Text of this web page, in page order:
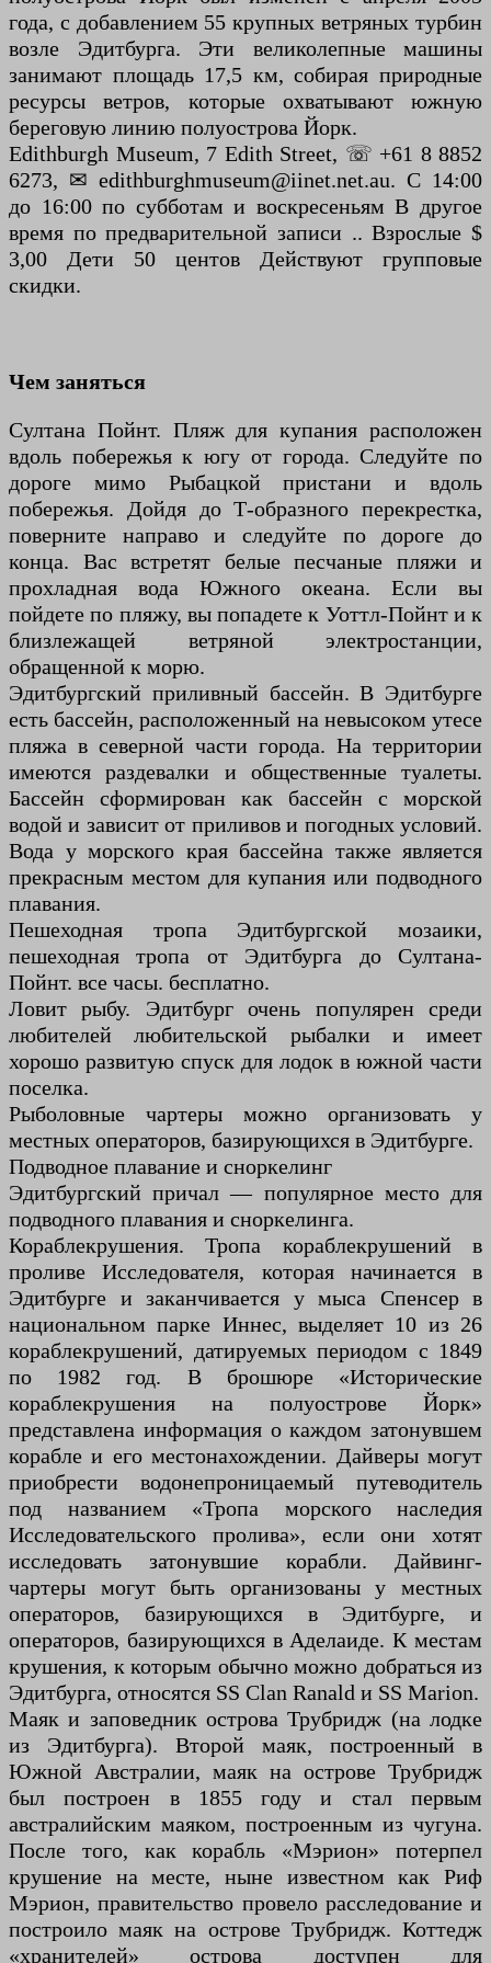
года, с добавлением 55 крупных ветряных турбин
возле Эдитбурга. Эти великолепные машины
занимают площадь 17,5 км, собирая природные
ресурсы ветров, которые охватывают южную
береговую линию полуострова Йорк.
Edithburgh Museum, 7 Edith Street, ☏ +61 8 8852
6273, ✉ edithburghmuseum@iinet.net.au. С 14:00
до 16:00 по субботам и воскресеньям В другое
время по предварительной записи .. Взрослые $
3,00 Дети 50 центов Действуют групповые
скидки.
Чем заняться
Султана Пойнт. Пляж для купания расположен
вдоль побережья к югу от города. Следуйте по
дороге мимо Рыбацкой пристани и вдоль
побережья. Дойдя до Т-образного перекрестка,
поверните направо и следуйте по дороге до
конца. Вас встретят белые песчаные пляжи и
прохладная вода Южного океана. Если вы
пойдете по пляжу, вы попадете к Уоттл-Пойнт и к
близлежащей ветряной электростанции,
обращенной к морю.
Эдитбургский приливный бассейн. В Эдитбурге
есть бассейн, расположенный на невысоком утесе
пляжа в северной части города. На территории
имеются раздевалки и общественные туалеты.
Бассейн сформирован как бассейн с морской
водой и зависит от приливов и погодных условий.
Вода у морского края бассейна также является
прекрасным местом для купания или подводного
плавания.
Пешеходная тропа Эдитбургской мозаики,
пешеходная тропа от Эдитбурга до Султана-
Пойнт. все часы. бесплатно.
Ловит рыбу. Эдитбург очень популярен среди
любителей любительской рыбалки и имеет
хорошо развитую спуск для лодок в южной части
поселка.
Рыболовные чартеры можно организовать у
местных операторов, базирующихся в Эдитбурге.
Подводное плавание и сноркелинг
Эдитбургский причал — популярное место для
подводного плавания и сноркелинга.
Кораблекрушения. Тропа кораблекрушений в
проливе Исследователя, которая начинается в
Эдитбурге и заканчивается у мыса Спенсер в
национальном парке Иннес, выделяет 10 из 26
кораблекрушений, датируемых периодом с 1849
по 1982 год. В брошюре «Исторические
кораблекрушения на полуострове Йорк»
представлена информация о каждом затонувшем
корабле и его местонахождении. Дайверы могут
приобрести водонепроницаемый путеводитель
под названием «Тропа морского наследия
Исследовательского пролива», если они хотят
исследовать затонувшие корабли. Дайвинг-
чартеры могут быть организованы у местных
операторов, базирующихся в Эдитбурге, и
операторов, базирующихся в Аделаиде. К местам
крушения, к которым обычно можно добраться из
Эдитбурга, относятся SS Clan Ranald и SS Marion.
Маяк и заповедник острова Трубридж (на лодке
из Эдитбурга). Второй маяк, построенный в
Южной Австралии, маяк на острове Трубридж
был построен в 1855 году и стал первым
австралийским маяком, построенным из чугуна.
После того, как корабль «Мэрион» потерпел
крушение на месте, ныне известном как Риф
Мэрион, правительство провело расследование и
построило маяк на острове Трубридж. Коттедж
«хранителей» острова доступен для